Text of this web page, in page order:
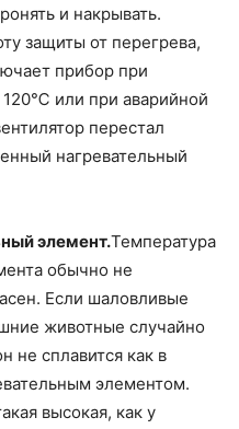
и накрывать.
защиты от перегрева,
прибор при
или при аварийной
перестал
нагревательный
элемент.Температура
обычно не
Если шаловливые
животные случайно
не сплавится как в
элементом.
высокая, как у